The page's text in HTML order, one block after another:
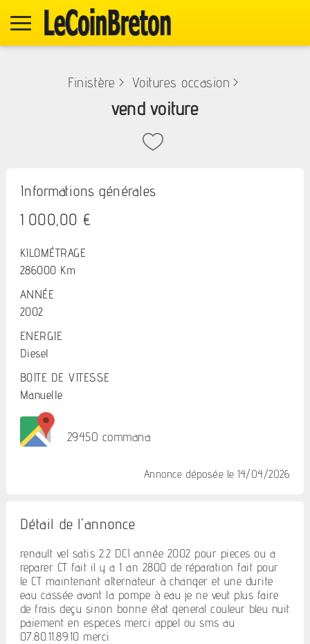
Finistère > Voitures occasion >
vend voiture
Informations générales
1 000,00 €
KILOMÉTRAGE
286000 Km
ANNÉE
2002
ENERGIE
Diesel
BOITE DE VITESSE
Manuelle
29450 commana
Annonce déposée le 14/04/2026
Détail de l'annonce
renault vel satis 2.2 DCI année 2002 pour pieces ou a
reparer CT fait il y a 1 an 2800 de réparation fait pour
le CT maintenant alternateur à changer et une durite
eau cassée avant la pompe à eau je ne veut plus faire
de frais deçu sinon bonne état general couleur bleu nuit
paiement en especes merci appel ou sms au
07.80.11.89.10 merci